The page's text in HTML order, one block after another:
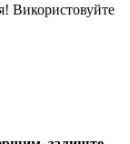
Використовуйте